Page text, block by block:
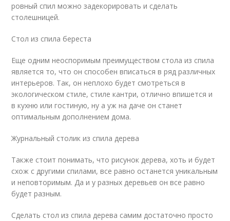
ровный спил можно задекорировать и сделать
столешницей.
Стол из спила береста
Еще одним неоспоримым преимуществом стола из спила
является то, что он способен вписаться в ряд различных
интерьеров. Так, он неплохо будет смотреться в
экологическом стиле, стиле кантри, отлично впишется и
в кухню или гостиную, ну а уж на даче он станет
оптимальным дополнением дома.
Журнальный столик из спила дерева
Также стоит понимать, что рисунок дерева, хоть и будет
схож с другими спилами, все равно останется уникальным
и неповторимым. Да и у разных деревьев он все равно
будет разным.
Сделать стол из спила дерева самим достаточно просто